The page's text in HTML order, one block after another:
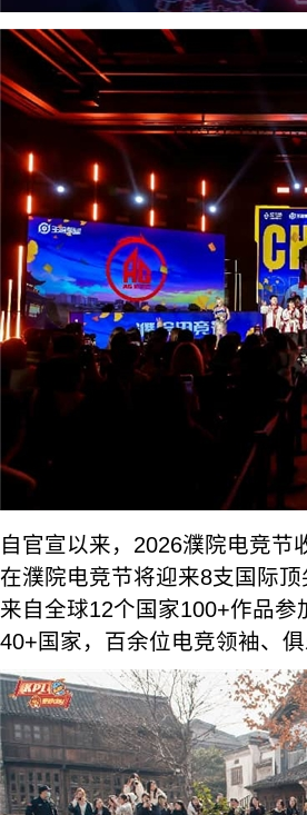
自官宣以来，2026濮院电竞
在濮院电竞节将迎来8支国际
来自全球12个国家100+作品
40+国家，百余位电竞领袖、俱